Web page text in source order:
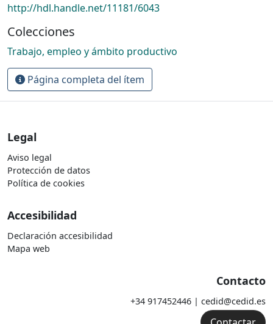
http://hdl.handle.net/11181/6043
Colecciones
Trabajo, empleo y ámbito productivo
Página completa del ítem
Legal
Aviso legal
Protección de datos
Política de cookies
Accesibilidad
Declaración accesibilidad
Mapa web
Contacto
+34 917452446 | cedid@cedid.es